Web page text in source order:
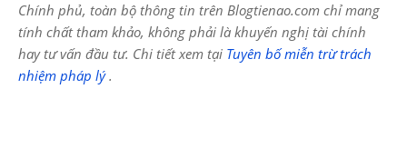
Chính phủ, toàn bộ thông tin trên Blogtienao.com chỉ mang
tính chất tham khảo, không phải là khuyến nghị tài chính
hay tư vấn đầu tư. Chi tiết xem tại Tuyên bố miễn trừ trách
nhiệm pháp lý.